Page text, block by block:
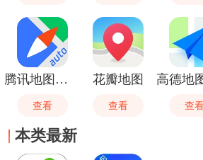
腾讯地图车机版
查看
花瓣地图
查看 查
本类最新